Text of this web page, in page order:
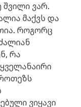
შვილი ვარ.
მაქვს და
როგორც
რა
ვიყავი